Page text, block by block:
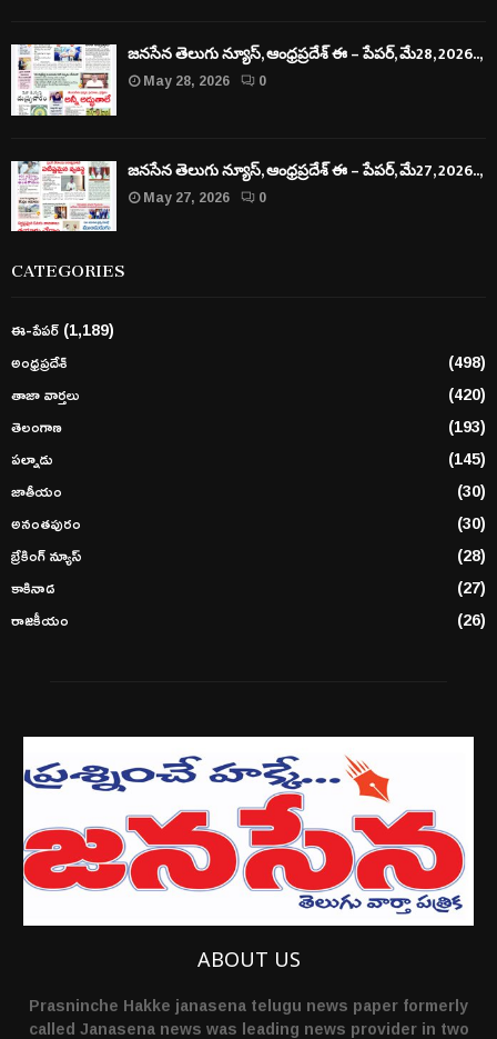
జనసేన తెలుగు న్యూస్, ఆంధ్రప్రదేశ్ ఈ – పేపర్, మే28, 2026..,
May 28, 2026
0
జనసేన తెలుగు న్యూస్, ఆంధ్రప్రదేశ్ ఈ – పేపర్, మే27, 2026..,
May 27, 2026
0
CATEGORIES
ఈ-పేపర్(1,189)
అంధ్రప్రదేశ్
(498)
తాజా వార్తలు
(420)
తెలంగాణ
(193)
పల్నాడు
(145)
జాతీయం
(30)
అనంతపురం
(30)
బ్రేకింగ్ న్యూస్
(28)
కాకినాడ
(27)
రాజకీయం
(26)
ABOUT US
Prasninche Hakke janasena telugu news paper formerly
called Janasena news was leading news provider in two